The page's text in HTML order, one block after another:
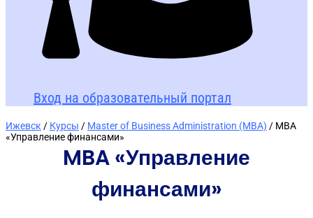
Вход на образовательный портал
Ижевск / Курсы / Master of Business Administration (MBA) / MBA
«Управление финансами»
MBA «Управление
финансами»